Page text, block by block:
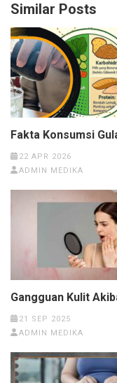
Similar Posts
Fakta Konsumsi
22 APR 2026
ADMIN MEDIKA
Gangguan Kulit
21 SEP 2025
ADMIN MEDIKA